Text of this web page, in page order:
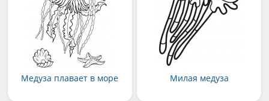
Медуза плавает в море Милая медуза